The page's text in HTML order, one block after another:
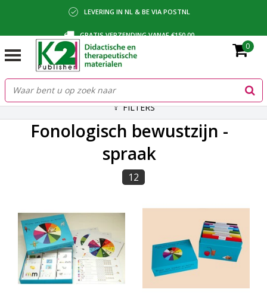
LEVERING IN NL & BE VIA POSTNL
GRATIS VERZENDING VANAF €150,00
BETALING VIA IDEAL, BANCONTACT OF FACTUUR
0
FILTERS
Fonologisch bewustzijn -
spraak
12